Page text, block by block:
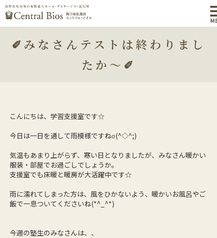
✐みなさんテストは終わりまし
たか～✐
こんにちは、学習支援室です☆
今日は一日を通して雨模様ですねσ(^◇^;)
気温もあまり上がらず、寒い日となりましたが、みなさん暖かい
服装・部屋でお過ごしでしょうか。
支援室でも床暖と暖房が大活躍中です☆
雨に濡れてしまった方は、風をひかないよう、暖かいお風呂やご
飯で一息ついてくださいね(*^_^*)
今週の塾生のみなさんは、、